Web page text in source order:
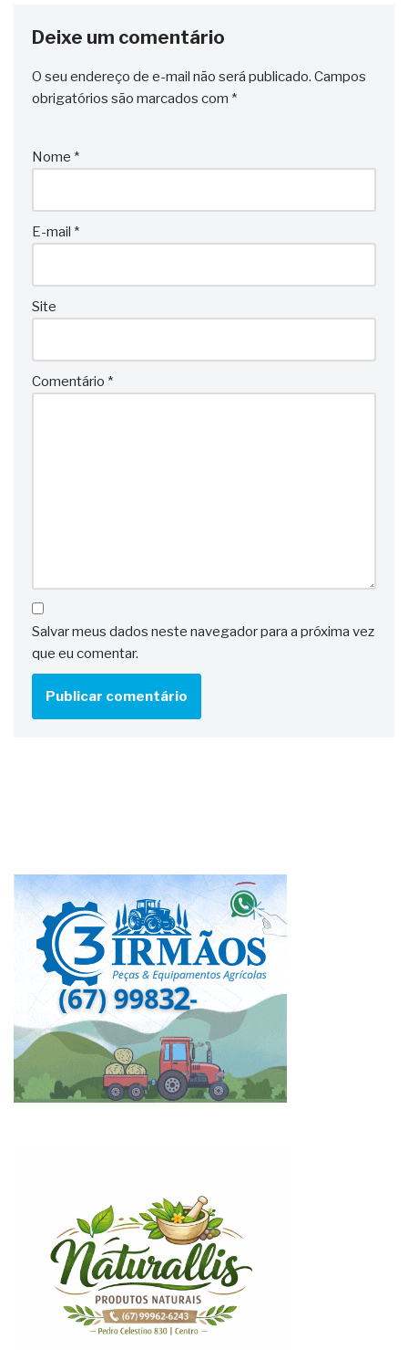
Deixe um comentário
O seu endereço de e-mail não será publicado. Campos
obrigatórios são marcados com *
Nome *
E-mail *
Site
Comentário *
Salvar meus dados neste navegador para a próxima vez
que eu comentar.